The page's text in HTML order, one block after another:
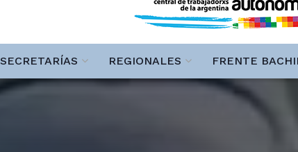
SECRETARÍAS REGIONALES FRENTE